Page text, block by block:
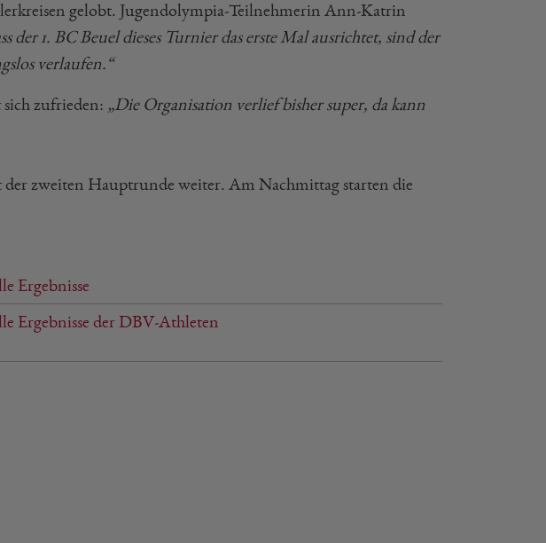
gelobt. Jugendolympia-Teilnehmerin Ann-Katrin
der 1. BC Beuel dieses Turnier das erste Mal ausrichtet, sind der
verlaufen.“
zufrieden: „Die Organisation verlief bisher super, da kann
zweiten Hauptrunde weiter. Am Nachmittag starten die
Ergebnisse
Ergebnisse der DBV-Athleten